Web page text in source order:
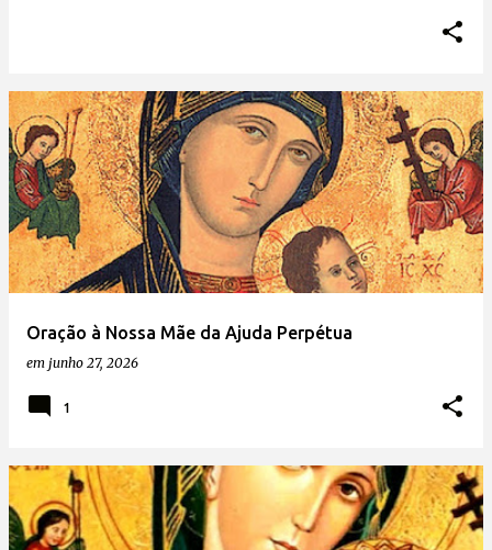
Oração à Nossa Mãe da Ajuda Perpétua
em junho 27, 2026
1